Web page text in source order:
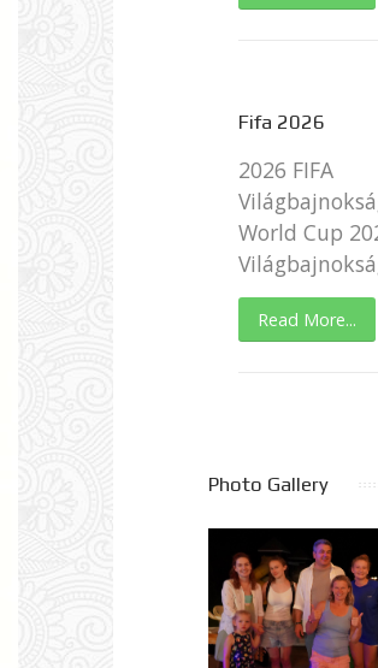
Fifa 2026
2026 FIFA
World Cup
Read More...
Photo Gallery